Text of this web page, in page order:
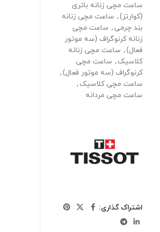
ساعت مچی زنانه باتری
(کوارتز), ساعت مچی زنانه
بند چرمی , ساعت مچی
زنانه کرنوگراف (سه موتور
فعال), ساعت مچی زنانه
کلاسیک , ساعت مچی
کرنوگراف (سه موتور فعال),
ساعت مچی کلاسیک ,
ساعت مچی مردانه
اشتراک گذاری: